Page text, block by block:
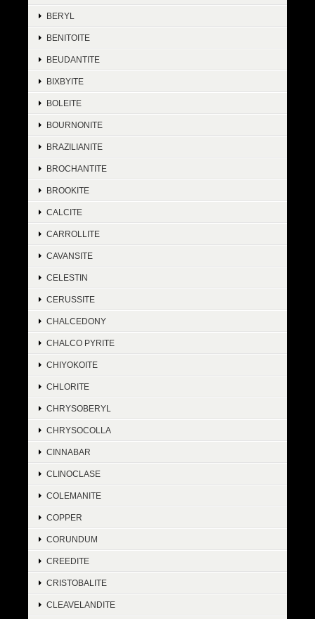
BERYL
BENITOITE
BEUDANTITE
BIXBYITE
BOLEITE
BOURNONITE
BRAZILIANITE
BROCHANTITE
BROOKITE
CALCITE
CARROLLITE
CAVANSITE
CELESTIN
CERUSSITE
CHALCEDONY
CHALCO PYRITE
CHIYOKOITE
CHLORITE
CHRYSOBERYL
CHRYSOCOLLA
CINNABAR
CLINOCLASE
COLEMANITE
COPPER
CORUNDUM
CREEDITE
CRISTOBALITE
CLEAVELANDITE